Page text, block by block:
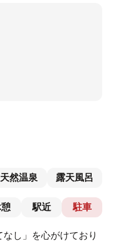
天然温泉 露天風呂
駅近 駐車
なし」を心がけており